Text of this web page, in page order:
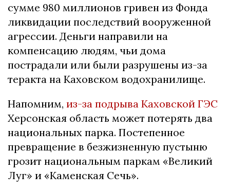
сумме 980 миллионов гривен из Фонда
ликвидации последствий вооруженной
агрессии. Деньги направили на
компенсацию людям, чьи дома
пострадали или были разрушены из-за
теракта на Каховском водохранилище.
Напомним, из-за подрыва Каховской ГЭС
Херсонская область может потерять два
национальных парка. Постепенное
превращение в безжизненную пустыню
грозит национальным паркам «Великий
Луг» и «Каменская Сечь».